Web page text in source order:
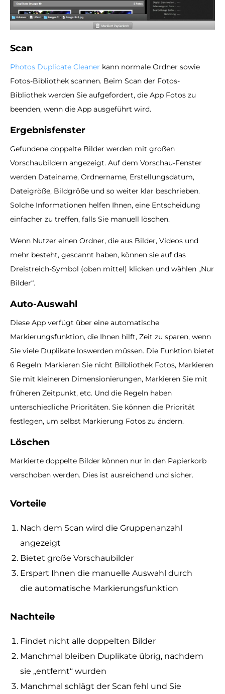
Scan
Photos Duplicate Cleaner kann normale Ordner sowie
Fotos-Bibliothek scannen. Beim Scan der Fotos-
Bibliothek werden Sie aufgefordert, die App Fotos zu
beenden, wenn die App ausgeführt wird.
Ergebnisfenster
Gefundene doppelte Bilder werden mit großen
Vorschaubildern angezeigt. Auf dem Vorschau-Fenster
werden Dateiname, Ordnername, Erstellungsdatum,
Dateigröße, Bildgröße und so weiter klar beschrieben.
Solche Informationen helfen Ihnen, eine Entscheidung
einfacher zu treffen, falls Sie manuell löschen.
Wenn Nutzer einen Ordner, die aus Bilder, Videos und
mehr besteht, gescannt haben, können sie auf das
Dreistreich-Symbol (oben mittel) klicken und wählen „Nur
Bilder“.
Auto-Auswahl
Diese App verfügt über eine automatische
Markierungsfunktion, die Ihnen hilft, Zeit zu sparen, wenn
Sie viele Duplikate loswerden müssen. Die Funktion bietet
6 Regeln: Markieren Sie nicht Bilbliothek Fotos, Markieren
Sie mit kleineren Dimensionierungen, Markieren Sie mit
früheren Zeitpunkt, etc. Und die Regeln haben
unterschiedliche Prioritäten. Sie können die Priorität
festlegen, um selbst Markierung Fotos zu ändern.
Löschen
Markierte doppelte Bilder können nur in den Papierkorb
verschoben werden. Dies ist ausreichend und sicher.
Vorteile
Nach dem Scan wird die Gruppenanzahl
angezeigt
Bietet große Vorschaubilder
Erspart Ihnen die manuelle Auswahl durch
die automatische Markierungsfunktion
Nachteile
Findet nicht alle doppelten Bilder
Manchmal bleiben Duplikate übrig, nachdem
sie „entfernt“ wurden
Manchmal schlägt der Scan fehl und Sie